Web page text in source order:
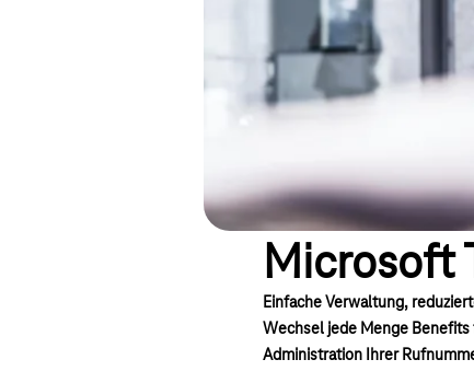
Microsoft
Einfache Verwaltung,
Wechsel jede Menge
Administration Ihrer